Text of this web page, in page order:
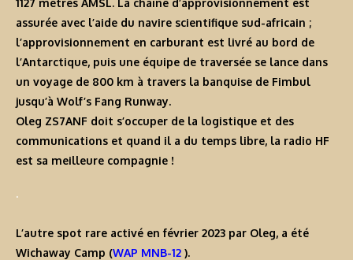
assurée avec l’aide du navire scientifique sud-africain ;
l’approvisionnement en carburant est livré au bord de
l’Antarctique, puis une équipe de traversée se lance dans
un voyage de 800 km à travers la banquise de Fimbul
jusqu’à Wolf’s Fang Runway.
Oleg ZS7ANF doit s’occuper de la logistique et des
communications et quand il a du temps libre, la radio HF
est sa meilleure compagnie !
.
L’autre spot rare activé en février 2023 par Oleg, a été
Wichaway Camp (WAP MNB-12 ).